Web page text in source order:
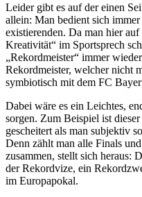
Leider gibt es auf der einen
allein: Man bedient sich
existierenden. Da man hier
Kreativität“ im Sportsprech
„Rekordmeister“ immer
Rekordmeister, welcher nicht
symbiotisch mit dem FC
Dabei wäre es ein Leichtes,
sorgen. Zum Beispiel ist
gescheitert als man subjektiv
Denn zählt man alle Finals
zusammen, stellt sich heraus:
der Rekordvize, ein
im Europapokal.